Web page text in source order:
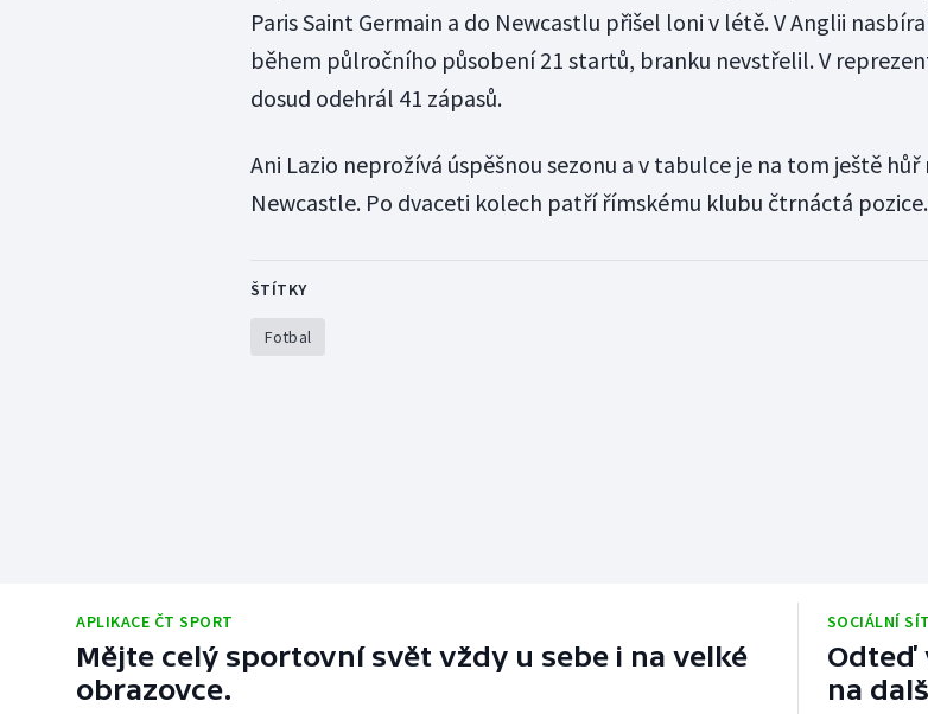
Paris Saint Germain a do Newcastlu přišel loni v létě. V Anglii
během půlročního působení 21 startů, branku nevstřelil. V
dosud odehrál 41 zápasů.
Ani Lazio neprožívá úspěšnou sezonu a v tabulce je na tom ještě hůř
Newcastle. Po dvaceti kolech patří římskému klubu čtrnáctá pozice.
ŠTÍTKY
Fotbal
APLIKACE ČT SPORT
Mějte celý sportovní svět vždy u sebe i na velké
obrazovce.
SOCIÁLNÍ
Odteď
na